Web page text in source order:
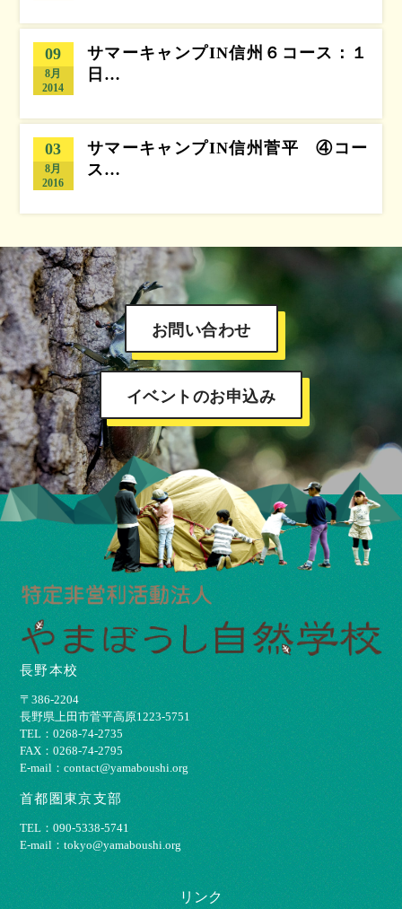
09
8月
2014
サマーキャンプIN信州６コース：１
日…
03
8月
2016
サマーキャンプIN信州菅平 ④コー
ス…
お問い合わせ
イベントのお申込み
長野本校
〒386-2204
⻑野県上⽥市菅平⾼原1223-5751
TEL：0268-74-2735
FAX：0268-74-2795
E-mail：contact@yamaboushi.org
首都圏東京支部
TEL：090-5338-5741
E-mail：tokyo@yamaboushi.org
リンク